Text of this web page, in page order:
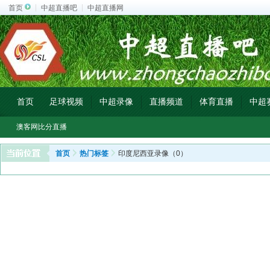
首页 中超直播吧 中超直播网
首页 足球视频 中超录像 直播频道 体育直播 中超
澳客网比分直播
首页 热门标签 印度尼西亚录像（0）